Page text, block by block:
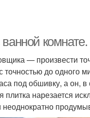
— произвести
точностью до одного
под обшивку, а он,
нарезается